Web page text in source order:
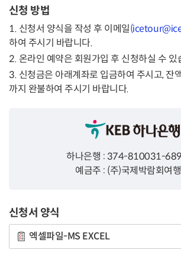
신청 방법
1. 신청서 양식을 작성 후 이메일
하여 주시기 바랍니다.
2. 온라인 예약은 회원가입 후 신청하실 수 있
3. 신청금은 아래계좌로 입금하여 주시고, 잔
까지 완불하여 주시기 바랍니다.
하나은행 : 374-810031-
예금주 : (주)국제박람회여
신청서 양식
엑셀파일-MS EXCEL